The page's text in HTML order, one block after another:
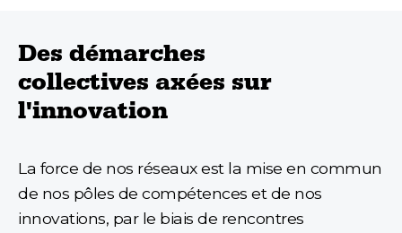
Des démarches
collectives axées sur
l'innovation
La force de nos réseaux est la mise en commun
de nos pôles de compétences et de nos
innovations, par le biais de rencontres